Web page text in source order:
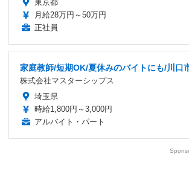
東京都
月給28万円～50万円
正社員
家庭教師/短期OK/夏休みのバイトにも/川口
株式会社マスターシップス
埼玉県
時給1,800円～3,000円
アルバイト・パート